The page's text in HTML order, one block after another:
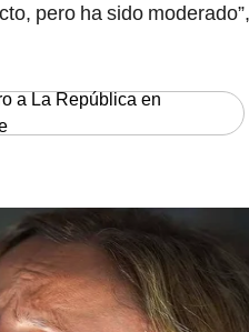
pero ha sido
a La República en